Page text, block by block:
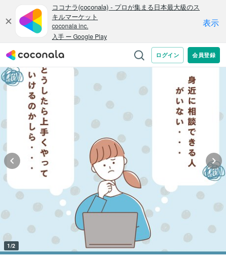
1/2